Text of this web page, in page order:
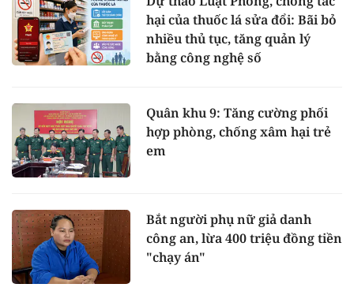
hại của thuốc lá sửa đổi: Bãi bỏ
nhiều thủ tục, tăng quản lý
bằng công nghệ số
Quân khu 9: Tăng cường phối
hợp phòng, chống xâm hại trẻ
em
Bắt người phụ nữ giả danh
công an, lừa 400 triệu đồng tiền
"chạy án"